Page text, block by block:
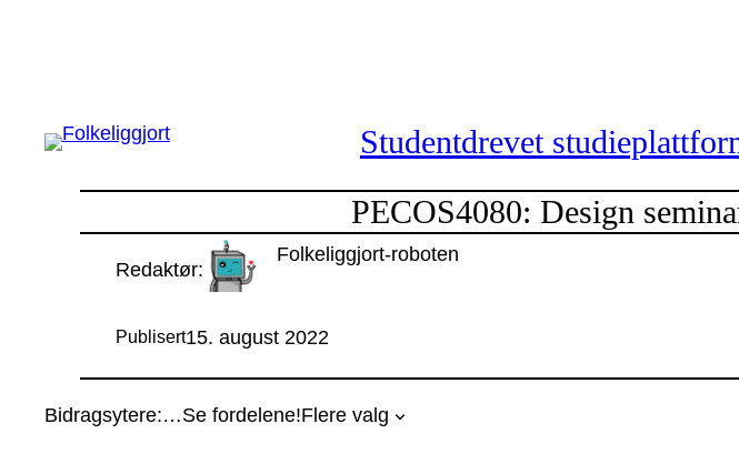
Studentdrevet
PECOS4080: Design
Redaktør:
Folkeliggjort-roboten
Publisert15. august 2022
Bidragsytere:…Se fordelene!Flere valg